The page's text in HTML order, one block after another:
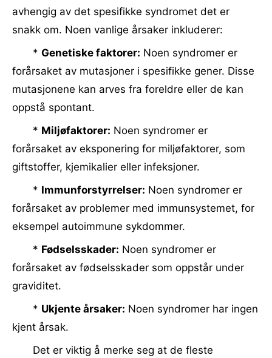
avhengig av det spesifikke syndromet det er
snakk om. Noen vanlige årsaker inkluderer:
* Genetiske faktorer: Noen syndromer er
forårsaket av mutasjoner i spesifikke gener. Disse
mutasjonene kan arves fra foreldre eller de kan
oppstå spontant.
* Miljøfaktorer: Noen syndromer er
forårsaket av eksponering for miljøfaktorer, som
giftstoffer, kjemikalier eller infeksjoner.
* Immunforstyrrelser: Noen syndromer er
forårsaket av problemer med immunsystemet, for
eksempel autoimmune sykdommer.
* Fødselsskader: Noen syndromer er
forårsaket av fødselsskader som oppstår under
graviditet.
* Ukjente årsaker: Noen syndromer har ingen
kjent årsak.
Det er viktig å merke seg at de fleste